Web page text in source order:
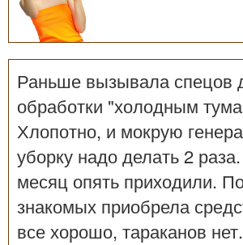
Раньше вызывала спецов
обработки "холодным
Хлопотно, и мокрую
уборку надо делать 2
месяц опять приходили.
знакомых приобрела
все хорошо, тараканов нет.